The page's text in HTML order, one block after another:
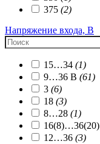
375 (2)
Напряжение входа, В
15…34 (1)
9…36 В (61)
3 (6)
18 (3)
8…28 (1)
16(8)…36(20)
12…36 (3)